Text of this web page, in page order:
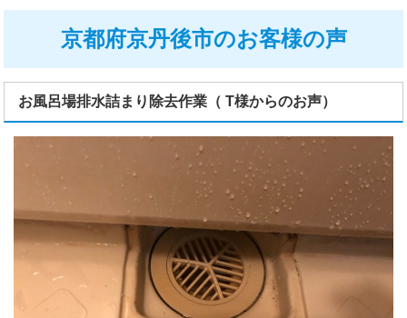
京都府京丹後市のお客様の声
お風呂場排水詰まり除去作業（ T様からのお声）